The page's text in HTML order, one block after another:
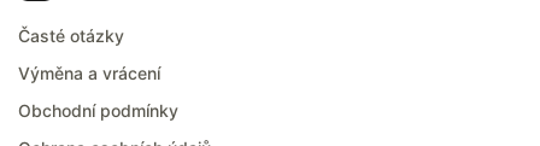
Časté otázky
Výměna a vrácení
Obchodní podmínky